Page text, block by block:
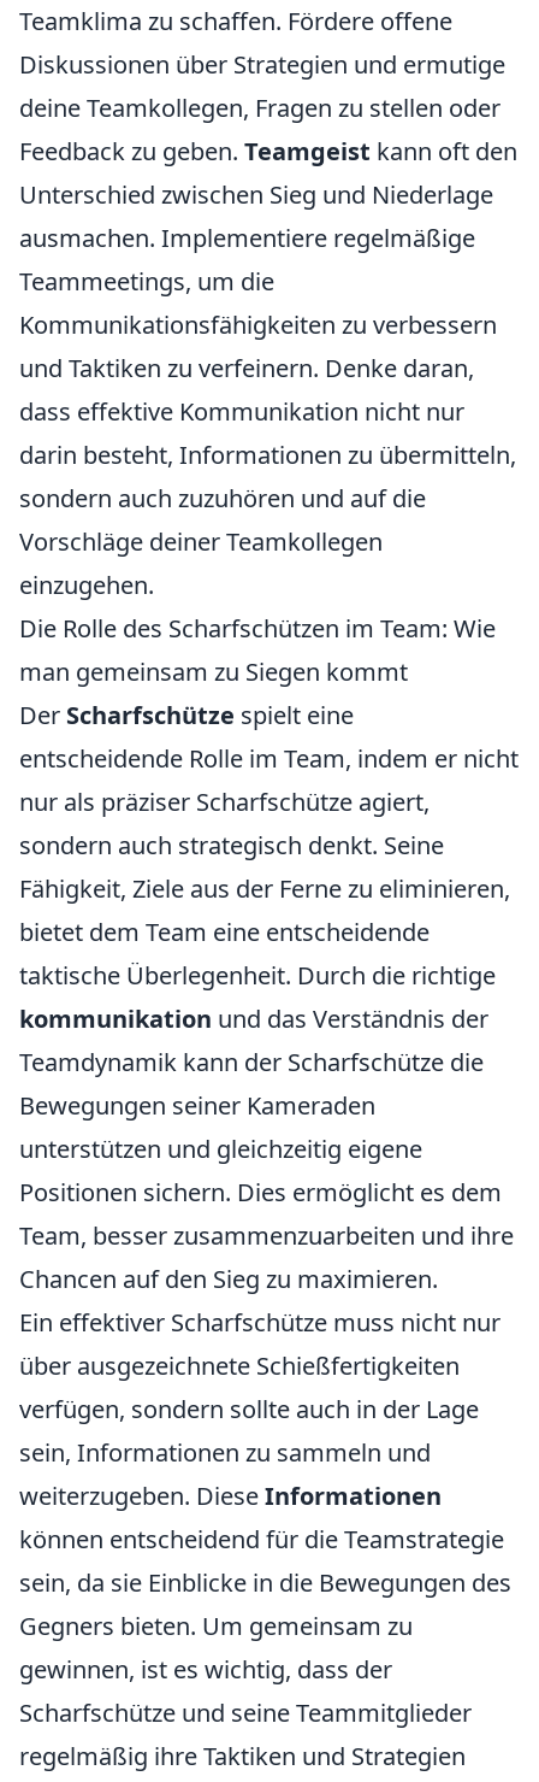
Teamklima zu schaffen. Fördere offene
Diskussionen über Strategien und ermutige
deine Teamkollegen, Fragen zu stellen oder
Feedback zu geben. Teamgeist kann oft den
Unterschied zwischen Sieg und Niederlage
ausmachen. Implementiere regelmäßige
Teammeetings, um die
Kommunikationsfähigkeiten zu verbessern
und Taktiken zu verfeinern. Denke daran,
dass effektive Kommunikation nicht nur
darin besteht, Informationen zu übermitteln,
sondern auch zuzuhören und auf die
Vorschläge deiner Teamkollegen
einzugehen.
Die Rolle des Scharfschützen im Team: Wie
man gemeinsam zu Siegen kommt
Der Scharfschütze spielt eine
entscheidende Rolle im Team, indem er nicht
nur als präziser Scharfschütze agiert,
sondern auch strategisch denkt. Seine
Fähigkeit, Ziele aus der Ferne zu eliminieren,
bietet dem Team eine entscheidende
taktische Überlegenheit. Durch die richtige
kommunikation und das Verständnis der
Teamdynamik kann der Scharfschütze die
Bewegungen seiner Kameraden
unterstützen und gleichzeitig eigene
Positionen sichern. Dies ermöglicht es dem
Team, besser zusammenzuarbeiten und ihre
Chancen auf den Sieg zu maximieren.
Ein effektiver Scharfschütze muss nicht nur
über ausgezeichnete Schießfertigkeiten
verfügen, sondern sollte auch in der Lage
sein, Informationen zu sammeln und
weiterzugeben. DieseInformationen
können entscheidend für die Teamstrategie
sein, da sie Einblicke in die Bewegungen des
Gegners bieten. Um gemeinsam zu
gewinnen, ist es wichtig, dass der
Scharfschütze und seine Teammitglieder
regelmäßig ihre Taktiken und Strategien